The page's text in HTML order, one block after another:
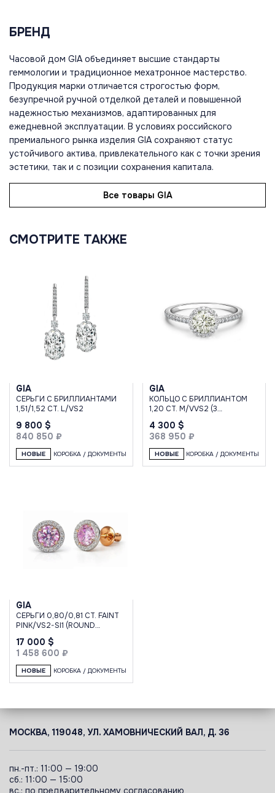
БРЕНД
Часовой дом GIA объединяет высшие стандарты
геммологии и традиционное мехатронное мастерство.
Продукция марки отличается строгостью форм,
безупречной ручной отделкой деталей и повышенной
надежностью механизмов, адаптированных для
ежедневной эксплуатации. В условиях российского
премиального рынка изделия GIA сохраняют статус
устойчивого актива, привлекательного как с точки зрения
эстетики, так и с позиции сохранения капитала.
Все товары GIA
СМОТРИТЕ ТАКЖЕ
GIA
СЕРЬГИ С БРИЛЛИАНТАМИ
1,51/1,52 CT. L/VS2
9 800 $
840 850 ₽
НОВЫЕ КОРОБКА / ДОКУМЕНТЫ
GIA
КОЛЬЦО С БРИЛЛИАНТОМ
1,20 CT. M/VVS2 (3
EXCELLENT)
4 300 $
368 950 ₽
НОВЫЕ КОРОБКА / ДОКУМЕНТЫ
GIA
СЕРЬГИ 0,80/0,81 CT. FAINT
PINK/VS2-SI1 (ROUND
DIAMONDS)
17 000 $
1 458 600 ₽
НОВЫЕ КОРОБКА / ДОКУМЕНТЫ
МОСКВА, 119048, УЛ. ХАМОВНИЧЕСКИЙ ВАЛ, Д. 36
пн.-пт.: 11:00 — 19:00
сб.: 11:00 — 15:00
вс.: по предварительному согласованию